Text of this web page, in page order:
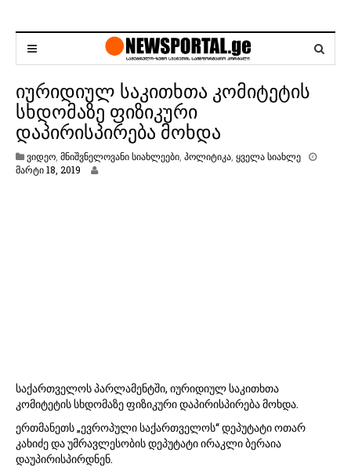
იურიდიულ საკითხთა კომიტეტის
სხდომაზე ფიზიკური
დაპირისპირება მოხდა
ვიდეო მნიშვნელოვანი სიახლეები პოლიტიკა ყველა სიახლე
მარტი 18, 2019
საქართველოს პარლამენტში, იურიდიულ საკითხთა
კომიტეტის სხდომაზე ფიზიკური დაპირისპირება მოხდა.
ერთმანეთს „ევროპული საქართველოს“ დეპუტატი ოთარ
კახიძე და უმრავლესობის დეპუტატი ირაკლი ბერაია
დაუპირისპირდნენ.